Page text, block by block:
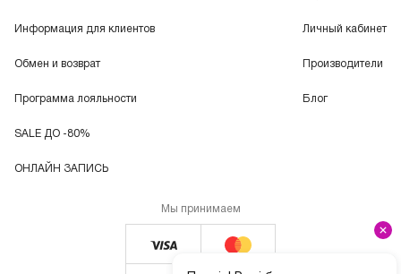
Информация для клиентов
Обмен и возврат
Программа лояльности
SALE ДО -80%
ОНЛАЙН ЗАПИСЬ
Личный кабинет
Производители
Блог
Мы принимаем